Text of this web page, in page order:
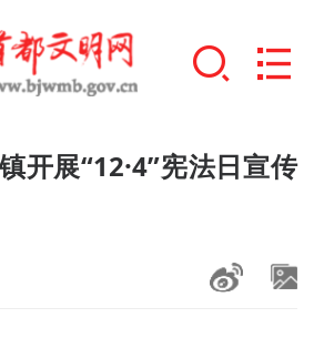
开展“12·4”宪法日宣传